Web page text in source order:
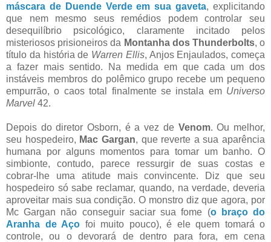
máscara de Duende Verde em sua gaveta, explicitando
que nem mesmo seus remédios podem controlar seu
desequilíbrio psicológico, claramente incitado pelos
misteriosos prisioneiros da Montanha dos Thunderbolts, o
título da história de Warren Ellis, Anjos Enjaulados, começa
a fazer mais sentido. Na medida em que cada um dos
instáveis membros do polêmico grupo recebe um pequeno
empurrão, o caos total finalmente se instala em Universo
Marvel 42.
Depois do diretor Osborn, é a vez de Venom. Ou melhor,
seu hospedeiro, Mac Gargan, que reverte a sua aparência
humana por alguns momentos para tomar um banho. O
simbionte, contudo, parece ressurgir de suas costas e
cobrar-lhe uma atitude mais convincente. Diz que seu
hospedeiro só sabe reclamar, quando, na verdade, deveria
aproveitar mais sua condição. O monstro diz que agora, por
Mc Gargan não conseguir saciar sua fome (o braço do
Aranha de Aço foi muito pouco), é ele quem tomará o
controle, ou o devorará de dentro para fora, em cena